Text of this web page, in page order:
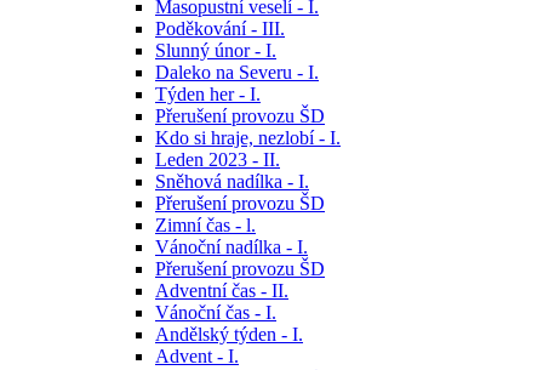
Masopustní veselí - I.
Poděkování - III.
Slunný únor - I.
Daleko na Severu - I.
Týden her - I.
Přerušení provozu ŠD
Kdo si hraje, nezlobí - I.
Leden 2023 - II.
Sněhová nadílka - I.
Přerušení provozu ŠD
Zimní čas - l.
Vánoční nadílka - I.
Přerušení provozu ŠD
Adventní čas - II.
Vánoční čas - I.
Andělský týden - I.
Advent - I.